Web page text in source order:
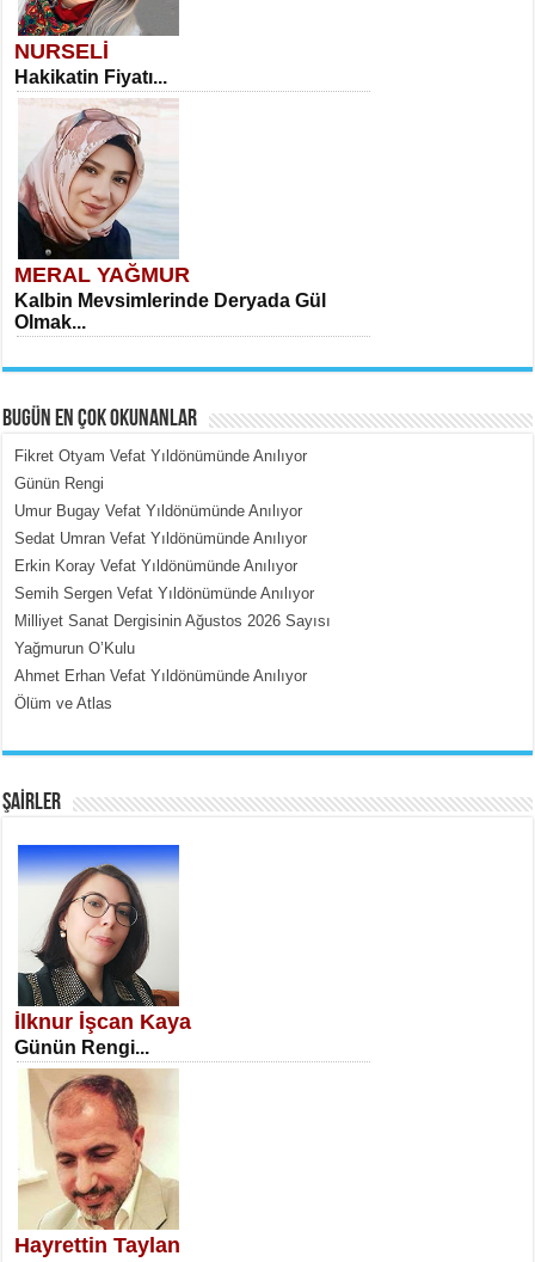
NURSELİ
Hakikatin Fiyatı...
MERAL YAĞMUR
Kalbin Mevsimlerinde Deryada Gül
Olmak...
MEHMET ÇOBAN
İçerdeki Put Dışardaki Maskeler...
SATILMIŞ ÜMİT ÇETİNKAYA
Erkenlik...
NECLA DİLEK ARSLAN
Öğretmenler Günü Mahkemesi...
BUGÜN EN ÇOK OKUNANLAR
Fikret Otyam Vefat Yıldönümünde Anılıyor
Günün Rengi
Umur Bugay Vefat Yıldönümünde Anılıyor
Sedat Umran Vefat Yıldönümünde Anılıyor
Erkin Koray Vefat Yıldönümünde Anılıyor
Semih Sergen Vefat Yıldönümünde Anılıyor
Milliyet Sanat Dergisinin Ağustos 2026 Sayısı
Yağmurun O’Kulu
Ahmet Erhan Vefat Yıldönümünde Anılıyor
Ölüm ve Atlas
ŞAİRLER
İlknur İşcan Kaya
Günün Rengi...
Hayrettin Taylan